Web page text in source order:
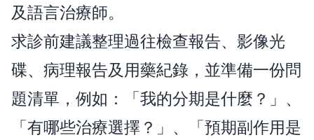
及語言治療師。
求診前建議整理過往檢查報告、影像光
碟、病理報告及用藥紀錄，並準備一份問
題清單，例如：「我的分期是什麼？」、
「有哪些治療選擇？」、「預期副作用是